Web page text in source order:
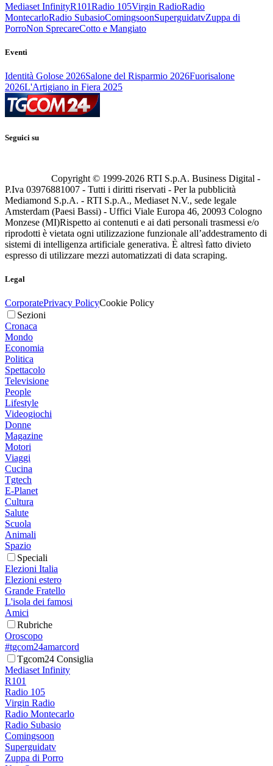
Mediaset InfinityR101Radio 105Virgin RadioRadio
MontecarloRadio SubasioComingsoonSuperguidatvZuppa di
PorroNon SprecareCotto e Mangiato
Eventi
Identità Golose 2026Salone del Risparmio 2026Fuorisalone
2026L'Artigiano in Fiera 2025
Seguici su
Copyright © 1999-2026 RTI S.p.A. Business Digital -
P.Iva 03976881007 - Tutti i diritti riservati - Per la pubblicità
Mediamond S.p.A. - RTI S.p.A., Mediaset N.V., sede legale
Amsterdam (Paesi Bassi) - Uffici Viale Europa 46, 20093 Cologno
Monzese (MI)Rispetto ai contenuti e ai dati personali trasmessi e/o
riprodotti è vietata ogni utilizzazione funzionale all’addestramento di
sistemi di intelligenza artificiale generativa. È altresì fatto divieto
espresso di utilizzare mezzi automatizzati di data scraping.
Legal
CorporatePrivacy PolicyCookie Policy
Sezioni
Cronaca
Mondo
Economia
Politica
Spettacolo
Televisione
People
Lifestyle
Videogiochi
Donne
Magazine
Motori
Viaggi
Cucina
Tgtech
E-Planet
Cultura
Salute
Scuola
Animali
Spazio
Speciali
Elezioni Italia
Elezioni estero
Grande Fratello
L'isola dei famosi
Amici
Rubriche
Oroscopo
#tgcom24amarcord
Tgcom24 Consiglia
Mediaset Infinity
R101
Radio 105
Virgin Radio
Radio Montecarlo
Radio Subasio
Comingsoon
Superguidatv
Zuppa di Porro